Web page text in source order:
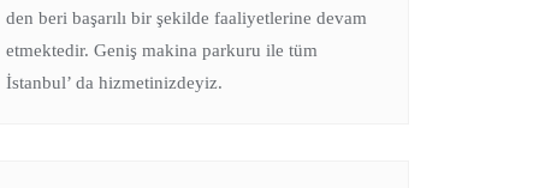
den beri başarılı bir şekilde faaliyetlerine devam
etmektedir. Geniş makina parkuru ile tüm
İstanbul’ da hizmetinizdeyiz.